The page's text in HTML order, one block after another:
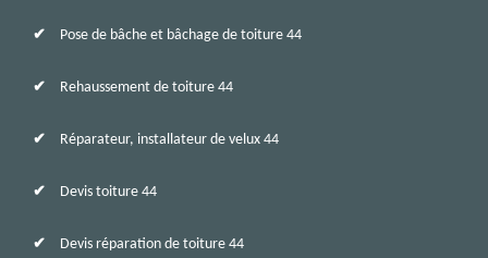
Pose de bâche et bâchage de toiture 44
Rehaussement de toiture 44
Réparateur, installateur de velux 44
Devis toiture 44
Devis réparation de toiture 44